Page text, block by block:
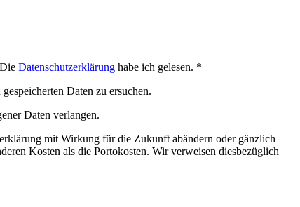
Datenschutzerklärung habe ich gelesen. *
Daten zu ersuchen.
Daten verlangen.
mit Wirkung für die Zukunft abändern oder gänzlich
Kosten als die Portokosten. Wir verweisen diesbezüglich